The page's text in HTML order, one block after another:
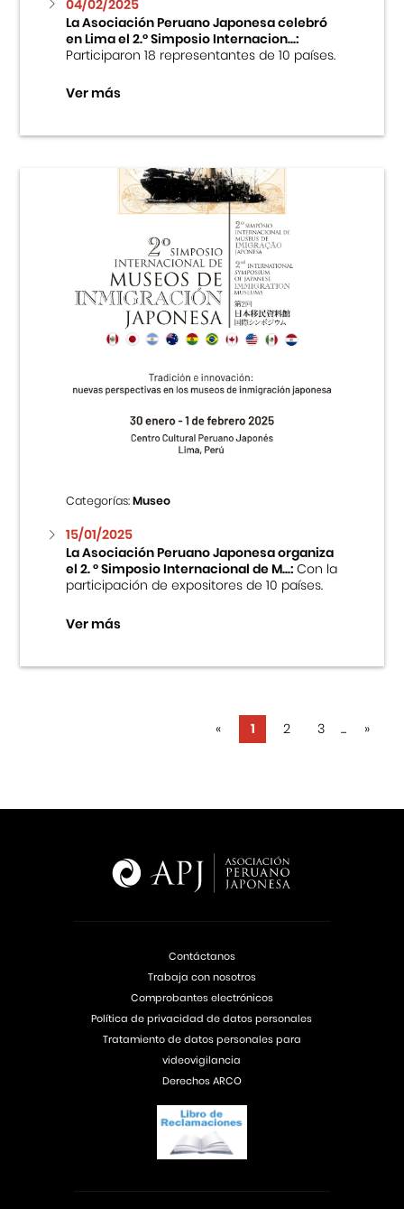
04/02/2025
La Asociación Peruano Japonesa celebró
en Lima el 2.º Simposio Internacion...:
Participaron 18 representantes de 10 países.
Ver más
Categorías:Museo
15/01/2025
La Asociación Peruano Japonesa organiza
el 2. ° Simposio Internacional de M...:Con la
participación de expositores de 10 países.
Ver más
« 1 2 3 ... »
Contáctanos
Trabaja con nosotros
Comprobantes electrónicos
Política de privacidad de datos personales
Tratamiento de datos personales para
videovigilancia
Derechos ARCO